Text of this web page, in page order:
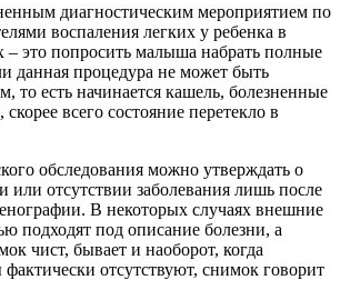
диагностическим мероприятием по
воспаления легких у ребенка в
– это попросить малыша набрать полные
данная процедура не может быть
то есть начинается кашель, болезненные
всего состояние перетекло в
обследования можно утверждать о
или отсутствии заболевания лишь после
В некоторых случаях внешние
подходят под описание болезни, а
чист, бывает и наоборот, когда
отсутствуют, снимок говорит